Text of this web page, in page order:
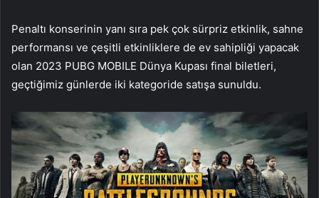
Penaltı konserinin yanı sıra pek çok sürpriz etkinlik, sahne
performansı ve çeşitli etkinliklere de ev sahipliği yapacak
olan 2023 PUBG MOBILE Dünya Kupası final biletleri,
geçtiğimiz günlerde iki kategoride satışa sunuldu.